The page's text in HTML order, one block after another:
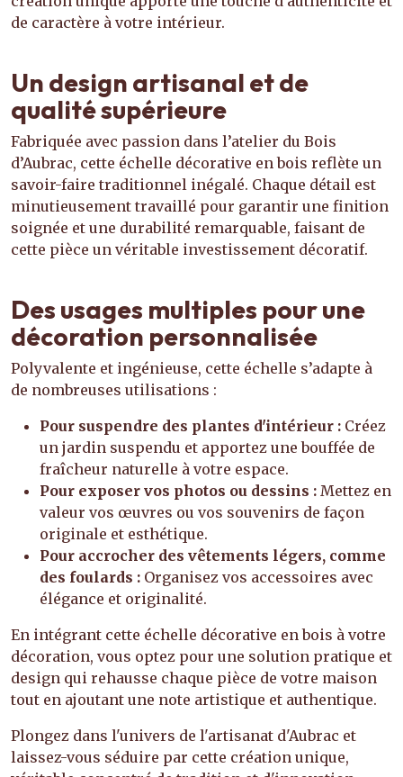
de caractère à votre intérieur.
Un design artisanal et de
qualité supérieure
Fabriquée avec passion dans l’atelier du Bois
d’Aubrac, cette échelle décorative en bois reflète un
savoir-faire traditionnel inégalé. Chaque détail est
minutieusement travaillé pour garantir une finition
soignée et une durabilité remarquable, faisant de
cette pièce un véritable investissement décoratif.
Des usages multiples pour une
décoration personnalisée
Polyvalente et ingénieuse, cette échelle s’adapte à
de nombreuses utilisations :
Pour suspendre des plantes d'intérieur : Créez
un jardin suspendu et apportez une bouffée de
fraîcheur naturelle à votre espace.
Pour exposer vos photos ou dessins : Mettez en
valeur vos œuvres ou vos souvenirs de façon
originale et esthétique.
Pour accrocher des vêtements légers, comme
des foulards : Organisez vos accessoires avec
élégance et originalité.
En intégrant cette échelle décorative en bois à votre
décoration, vous optez pour une solution pratique et
design qui rehausse chaque pièce de votre maison
tout en ajoutant une note artistique et authentique.
Plongez dans l'univers de l'artisanat d'Aubrac et
laissez-vous séduire par cette création unique,